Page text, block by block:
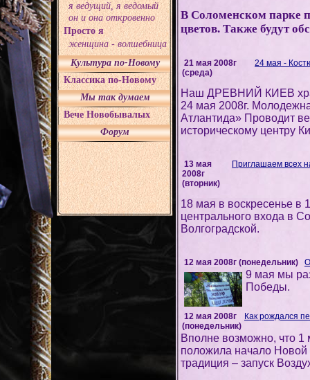
я ведущий, я ведомый
он и она откровенно
Просто я
женщина - волшебница
Культура по-Новому
Классика по-Новому
Мы так думаем
Вече Новобывалых
Форум
В Соломенском парке
цветов. Также будут
21 мая 2008г
(среда)
24 мая -
Наш ДРЕВНИЙ КИЕВ
24 мая 2008г.
Атлантида» Проводит
историческому центру
13 мая
2008г
(вторник)
Приглашаем всех
18 мая в воскресенье в
центрального входа в
Волгоградской.
12 мая 2008г (понедельник)
9 мая мы
Победы.
12 мая 2008г
(понедельник)
Как рождался
Вполне возможно, что 1
положила начало
традиция – запуск